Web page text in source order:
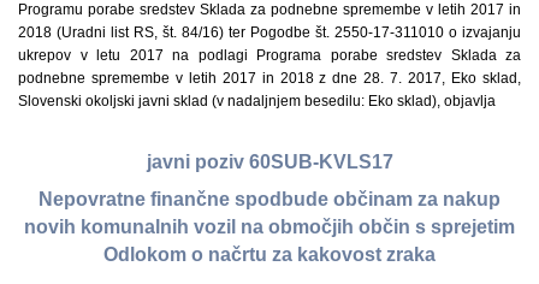
Programu porabe sredstev Sklada za podnebne spremembe v letih 2017 in
2018 (Uradni list RS, št. 84/16) ter Pogodbe št. 2550-17-311010 o izvajanju
ukrepov v letu 2017 na podlagi Programa porabe sredstev Sklada za
podnebne spremembe v letih 2017 in 2018 z dne 28. 7. 2017, Eko sklad,
Slovenski okoljski javni sklad (v nadaljnjem besedilu: Eko sklad), objavlja
javni poziv 60SUB-KVLS17
Nepovratne finančne spodbude občinam za nakup
novih komunalnih vozil na območjih občin s sprejetim
Odlokom o načrtu za kakovost zraka